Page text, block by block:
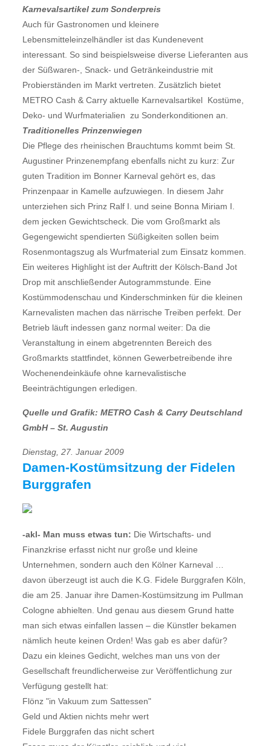
Karnevalsartikel zum Sonderpreis
Auch für Gastronomen und kleinere
Lebensmitteleinzelhändler ist das Kundenevent
interessant. So sind beispielsweise diverse Lieferanten aus
der Süßwaren-, Snack- und Getränkeindustrie mit
Probierständen im Markt vertreten. Zusätzlich bietet
METRO Cash & Carry aktuelle Karnevalsartikel  Kostüme,
Deko- und Wurfmaterialien  zu Sonderkonditionen an.
Traditionelles Prinzenwiegen
Die Pflege des rheinischen Brauchtums kommt beim St.
Augustiner Prinzenempfang ebenfalls nicht zu kurz: Zur
guten Tradition im Bonner Karneval gehört es, das
Prinzenpaar in Kamelle aufzuwiegen. In diesem Jahr
unterziehen sich Prinz Ralf I. und seine Bonna Miriam I.
dem jecken Gewichtscheck. Die vom Großmarkt als
Gegengewicht spendierten Süßigkeiten sollen beim
Rosenmontagszug als Wurfmaterial zum Einsatz kommen.
Ein weiteres Highlight ist der Auftritt der Kölsch-Band Jot
Drop mit anschließender Autogrammstunde. Eine
Kostümmodenschau und Kinderschminken für die kleinen
Karnevalisten machen das närrische Treiben perfekt. Der
Betrieb läuft indessen ganz normal weiter: Da die
Veranstaltung in einem abgetrennten Bereich des
Großmarkts stattfindet, können Gewerbetreibende ihre
Wochenendeinkäufe ohne karnevalistische
Beeinträchtigungen erledigen.
Quelle und Grafik: METRO Cash & Carry Deutschland
GmbH – St. Augustin
Dienstag, 27. Januar 2009
Damen-Kostümsitzung der Fidelen
Burggrafen
-akl- Man muss etwas tun: Die Wirtschafts- und
Finanzkrise erfasst nicht nur große und kleine
Unternehmen, sondern auch den Kölner Karneval …
davon überzeugt ist auch die K.G. Fidele Burggrafen Köln,
die am 25. Januar ihre Damen-Kostümsitzung im Pullman
Cologne abhielten. Und genau aus diesem Grund hatte
man sich etwas einfallen lassen – die Künstler bekamen
nämlich heute keinen Orden! Was gab es aber dafür?
Dazu ein kleines Gedicht, welches man uns von der
Gesellschaft freundlicherweise zur Veröffentlichung zur
Verfügung gestellt hat:
Flönz "in Vakuum zum Sattessen"
Geld und Aktien nichts mehr wert
Fidele Burggrafen das nicht schert